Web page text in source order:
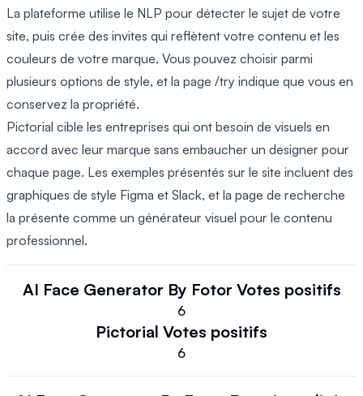
La plateforme utilise le NLP pour détecter le sujet de votre
site, puis crée des invites qui reflètent votre contenu et les
couleurs de votre marque. Vous pouvez choisir parmi
plusieurs options de style, et la page /try indique que vous en
conservez la propriété.
Pictorial cible les entreprises qui ont besoin de visuels en
accord avec leur marque sans embaucher un designer pour
chaque page. Les exemples présentés sur le site incluent des
graphiques de style Figma et Slack, et la page de recherche
la présente comme un générateur visuel pour le contenu
professionnel.
AI Face Generator By Fotor Votes positifs
6
Pictorial Votes positifs
6